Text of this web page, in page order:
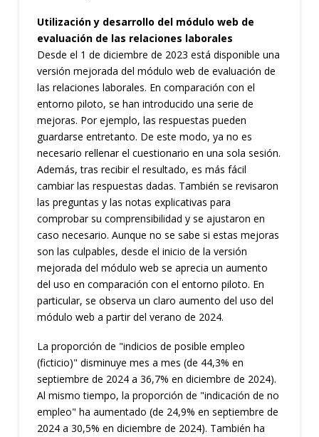
Utilización y desarrollo del módulo web de
evaluación de las relaciones laborales
Desde el 1 de diciembre de 2023 está disponible una
versión mejorada del módulo web de evaluación de
las relaciones laborales. En comparación con el
entorno piloto, se han introducido una serie de
mejoras. Por ejemplo, las respuestas pueden
guardarse entretanto. De este modo, ya no es
necesario rellenar el cuestionario en una sola sesión.
Además, tras recibir el resultado, es más fácil
cambiar las respuestas dadas. También se revisaron
las preguntas y las notas explicativas para
comprobar su comprensibilidad y se ajustaron en
caso necesario. Aunque no se sabe si estas mejoras
son las culpables, desde el inicio de la versión
mejorada del módulo web se aprecia un aumento
del uso en comparación con el entorno piloto. En
particular, se observa un claro aumento del uso del
módulo web a partir del verano de 2024.
La proporción de "indicios de posible empleo
(ficticio)" disminuye mes a mes (de 44,3% en
septiembre de 2024 a 36,7% en diciembre de 2024).
Al mismo tiempo, la proporción de "indicación de no
empleo" ha aumentado (de 24,9% en septiembre de
2024 a 30,5% en diciembre de 2024). También ha